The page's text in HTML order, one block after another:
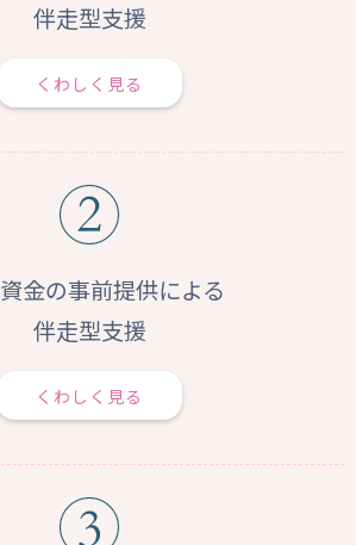
伴走型支援
くわしく見る
金の事前提供による
伴走型支援
くわしく見る